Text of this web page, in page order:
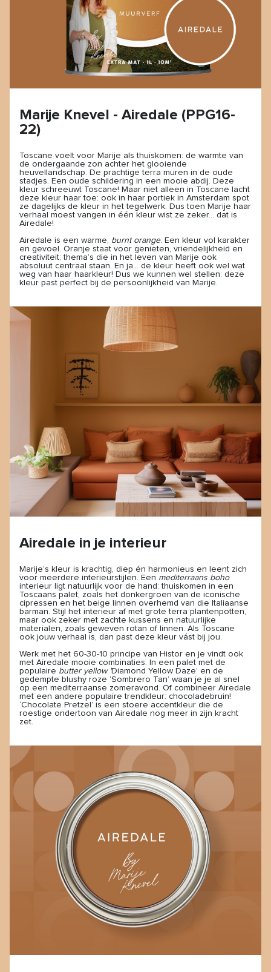
Marije Knevel - Airedale (PPG16-
22)
Toscane voelt voor Marije als thuiskomen: de warmte van
de ondergaande zon achter het glooiende
heuvellandschap. De prachtige terra muren in de oude
stadjes. Een oude schildering in een mooie abdij. Deze
kleur schreeuwt Toscane! Maar niet alleen in Toscane lacht
deze kleur haar toe: ook in haar portiek in Amsterdam spot
ze dagelijks de kleur in het tegelwerk. Dus toen Marije haar
verhaal moest vangen in één kleur wist ze zeker… dat is
Airedale!
Airedale is een warme, burnt orange. Een kleur vol karakter
en gevoel. Oranje staat voor genieten, vriendelijkheid en
creativiteit: thema’s die in het leven van Marije ook
absoluut centraal staan. En ja… de kleur heeft ook wel wat
weg van haar haarkleur! Dus we kunnen wel stellen: deze
kleur past perfect bij de persoonlijkheid van Marije.
Airedale in je interieur
Marije’s kleur is krachtig, diep én harmonieus en leent zich
voor meerdere interieurstijlen. Een mediterraans boho
interieur ligt natuurlijk voor de hand: thuiskomen in een
Toscaans palet, zoals het donkergroen van de iconische
cipressen en het beige linnen overhemd van die Italiaanse
barman. Stijl het interieur af met grote terra plantenpotten,
maar ook zeker met zachte kussens en natuurlijke
materialen, zoals geweven rotan of linnen. Als Toscane
ook jouw verhaal is, dan past deze kleur vást bij jou.
Werk met het 60-30-10 principe van Histor en je vindt ook
met Airedale mooie combinaties. In een palet met de
populaire butter yellow 'Diamond Yellow Daze’ en de
gedempte blushy roze ‘Sombrero Tan’ waan je je al snel
op een mediterraanse zomeravond. Of combineer Airedale
met een andere populaire trendkleur: chocoladebruin!
‘Chocolate Pretzel’ is een stoere accentkleur die de
roestige ondertoon van Airedale nog meer in zijn kracht
zet.